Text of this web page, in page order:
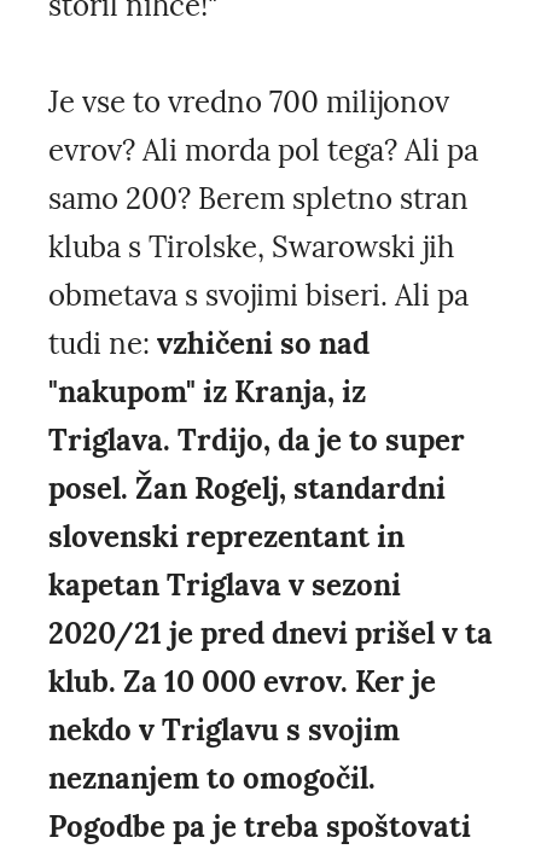
Je vse to vredno 700 milijonov
evrov? Ali morda pol tega? Ali pa
samo 200? Berem spletno stran
kluba s Tirolske, Swarowski jih
obmetava s svojimi biseri. Ali pa
tudi ne: vzhičeni so nad
"nakupom" iz Kranja, iz
Triglava. Trdijo, da je to super
posel. Žan Rogelj, standardni
slovenski reprezentant in
kapetan Triglava v sezoni
2020/21 je pred dnevi prišel v ta
klub. Za 10 000 evrov. Ker je
nekdo v Triglavu s svojim
neznanjem to omogočil.
Pogodbe pa je treba spoštovati